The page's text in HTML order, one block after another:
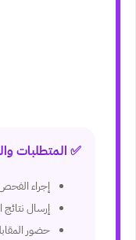
✅ المتطلبات
إجراء
إرسال
حضور